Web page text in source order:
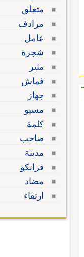
متعلق
مرادف
عامل
شجرة
مثير
قماش
جهاز
مسيو
كلمة
صاحب
مدينة
فرانكو
مضاد
ارتقاء